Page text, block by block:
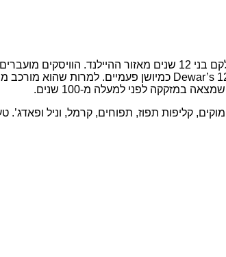
הוויסקים מועברים
למרות שהוא מורכב
במזקקה לפני למעלה מ-100 שנים.